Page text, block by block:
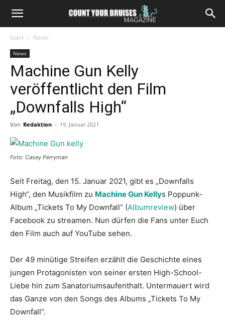
Start News
News
Machine Gun Kelly
veröffentlicht den Film
„Downfalls High“
Von Redaktion - 19. Januar 2021
Foto: Casey Perryman
Seit Freitag, den 15. Januar 2021, gibt es „Downfalls
High“, den Musikfilm zu Machine Gun Kellys Poppunk-
Album „Tickets To My Downfall“ (Albumreview) über
Facebook zu streamen. Nun dürfen die Fans unter Euch
den Film auch auf YouTube sehen.
Der 49 minütige Streifen erzählt die Geschichte eines
jungen Protagonisten von seiner ersten High-School-
Liebe hin zum Sanatoriumsaufenthalt. Untermauert wird
das Ganze von den Songs des Albums „Tickets To My
Downfall“.